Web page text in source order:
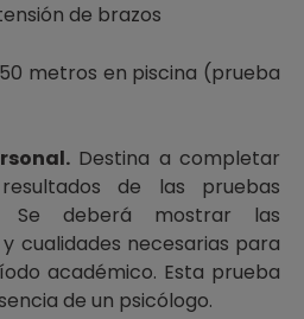
de brazos
metros en piscina (prueba
Destina a completar
de las pruebas
Se deberá mostrar las
cualidades necesarias para
académico. Esta prueba
de un psicólogo.